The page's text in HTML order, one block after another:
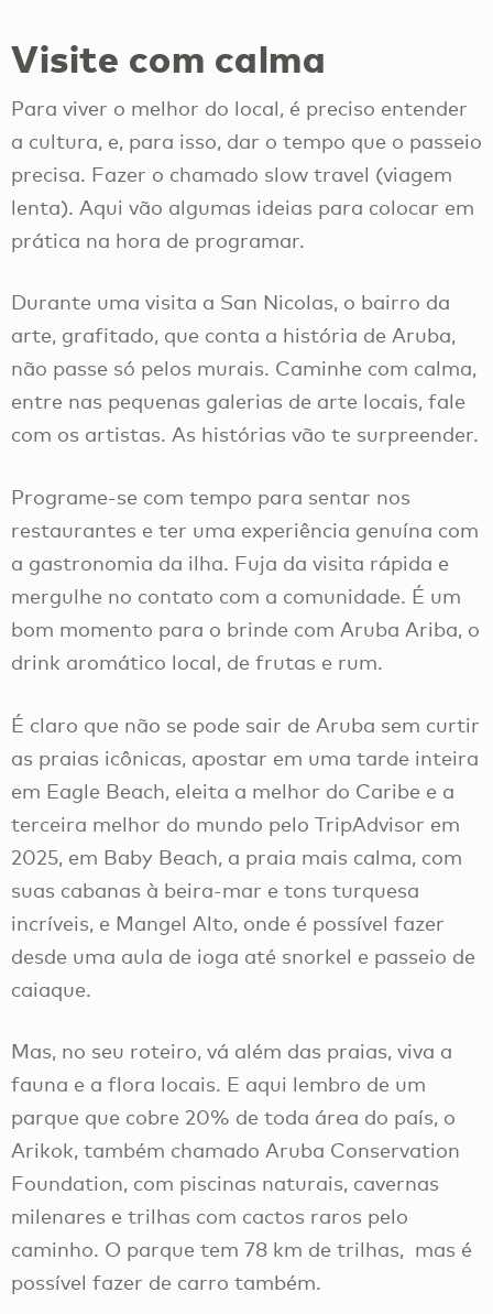
Visite com calma
Para viver o melhor do local, é preciso entender
a cultura, e, para isso, dar o tempo que o passeio
precisa. Fazer o chamado slow travel (viagem
lenta). Aqui vão algumas ideias para colocar em
prática na hora de programar.
Durante uma visita a San Nicolas, o bairro da
arte, grafitado, que conta a história de Aruba,
não passe só pelos murais. Caminhe com calma,
entre nas pequenas galerias de arte locais, fale
com os artistas. As histórias vão te surpreender.
Programe-se com tempo para sentar nos
restaurantes e ter uma experiência genuína com
a gastronomia da ilha. Fuja da visita rápida e
mergulhe no contato com a comunidade. É um
bom momento para o brinde com Aruba Ariba, o
drink aromático local, de frutas e rum.
É claro que não se pode sair de Aruba sem curtir
as praias icônicas, apostar em uma tarde inteira
em Eagle Beach, eleita a melhor do Caribe e a
terceira melhor do mundo pelo TripAdvisor em
2025, em Baby Beach, a praia mais calma, com
suas cabanas à beira-mar e tons turquesa
incríveis, e Mangel Alto, onde é possível fazer
desde uma aula de ioga até snorkel e passeio de
caiaque.
Mas, no seu roteiro, vá além das praias, viva a
fauna e a flora locais. E aqui lembro de um
parque que cobre 20% de toda área do país, o
Arikok, também chamado Aruba Conservation
Foundation, com piscinas naturais, cavernas
milenares e trilhas com cactos raros pelo
caminho. O parque tem 78 km de trilhas, mas é
possível fazer de carro também.